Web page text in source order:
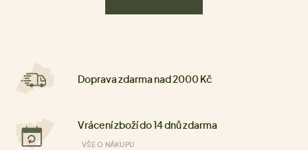
Doprava zdarma nad 2000 Kč
Vrácení zboží do 14 dnů zdarma
VŠE O NÁKUPU